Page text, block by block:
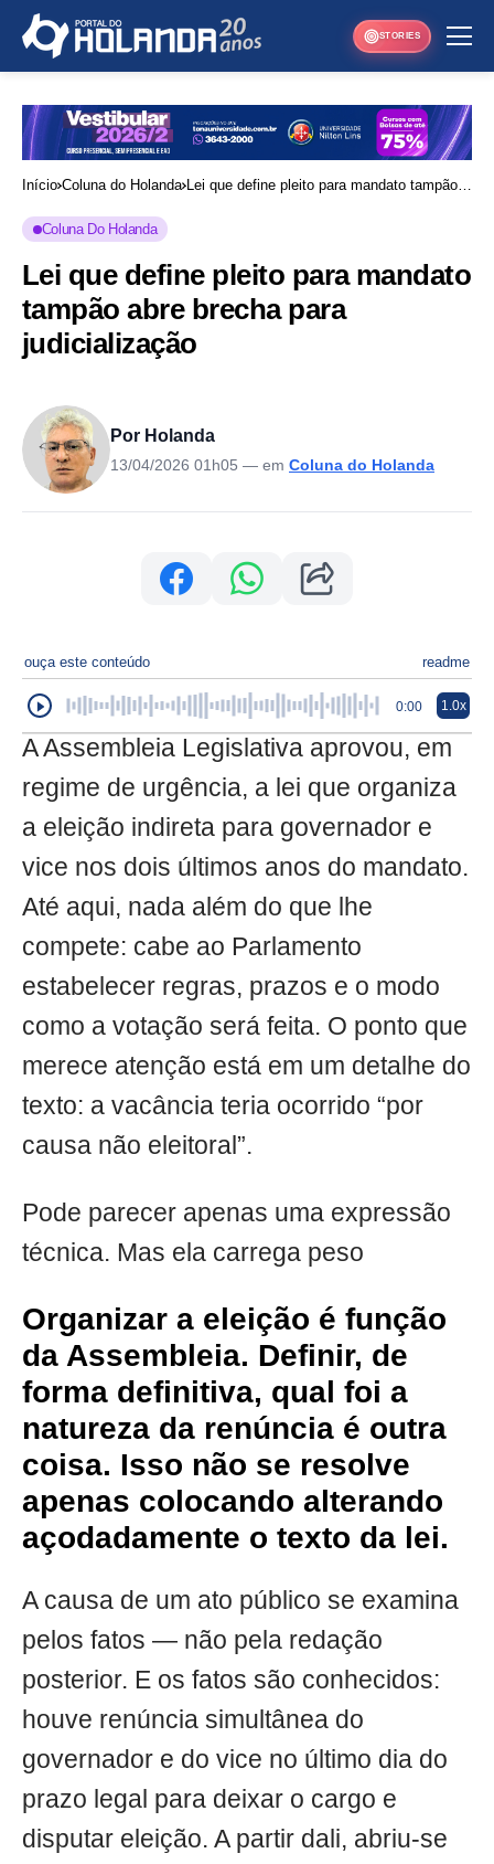
STORIES
Início Coluna do Holanda Lei que define pleito para mandato tampão
Coluna Do Holanda
Lei que define pleito para mandato
tampão abre brecha para
judicialização
Por Holanda
13/04/2026 01h05 — em Coluna do Holanda
ouça este conteúdo readme
0:00 1.0x
A Assembleia Legislativa aprovou, em
regime de urgência, a lei que organiza
a eleição indireta para governador e
vice nos dois últimos anos do mandato.
Até aqui, nada além do que lhe
compete: cabe ao Parlamento
estabelecer regras, prazos e o modo
como a votação será feita. O ponto que
merece atenção está em um detalhe do
texto: a vacância teria ocorrido “por
causa não eleitoral”.
Pode parecer apenas uma expressão
técnica. Mas ela carrega peso
Organizar a eleição é função
da Assembleia. Definir, de
forma definitiva, qual foi a
natureza da renúncia é outra
coisa. Isso não se resolve
apenas colocando alterando
açodadamente o texto da lei.
A causa de um ato público se examina
pelos fatos — não pela redação
posterior. E os fatos são conhecidos:
houve renúncia simultânea do
governador e do vice no último dia do
prazo legal para deixar o cargo e
disputar eleição. A partir dali, abriu-se